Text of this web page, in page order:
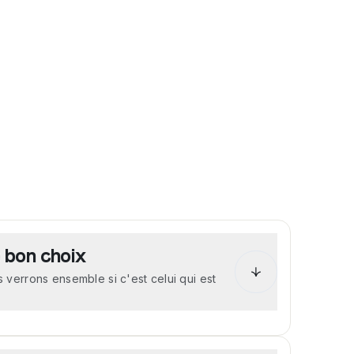
bon choix
verrons ensemble si c'est celui qui est
prends part à une entrevue de
le point sur tes motivations, ton
assurons que tu fais le bon choix. Tu